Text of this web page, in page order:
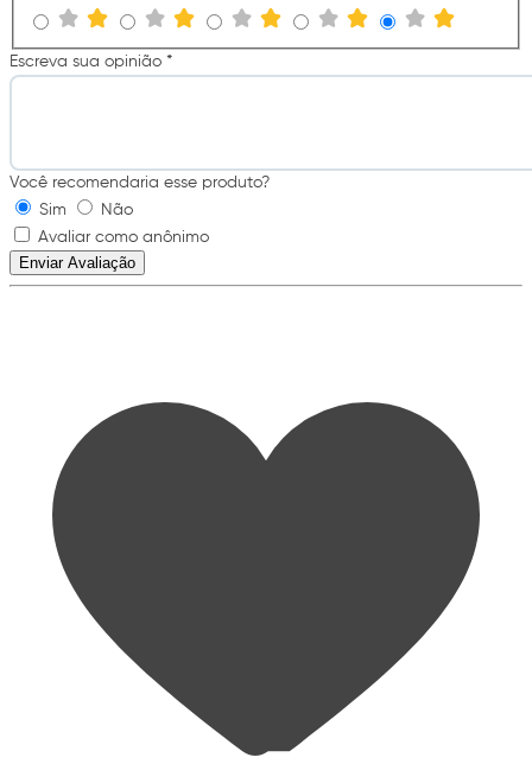
Escreva sua opinião *
Você recomendaria esse produto?
Sim
Não
Avaliar como anônimo
Enviar Avaliação